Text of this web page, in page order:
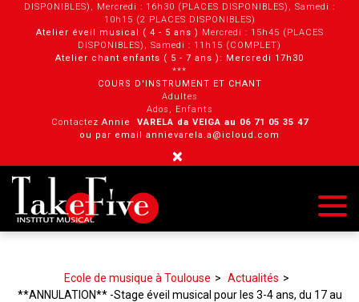
DISPONIBLES), Mercredi : 16h30 (PLACES DISPONIBLES), Samedi :
10h15 (2 PLACES DISPONIBLES)
Atelier éveil musical ( 4 - 5 ans ) Mercredi : 15h45 (PLACES
DISPONIBLES), Samedi : 11h15 (COMPLET)
Atelier chant enfants ( 5 - 7 ans ): Mercredi 17h30
***
COURS D'INSTRUMENT ET CHANT
Adultes
Ados, Enfants
Contactez Annie VARELA da VEIGA au 0 6 71 05 35 47
ou par email annievarela.a@icloud.com
×
Ecole de musique à Toulouse
Actualités
**ANNULATION** -Stage éveil musical pour les 3-4 ans, du 17 au